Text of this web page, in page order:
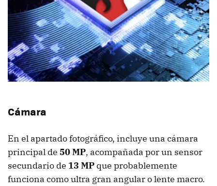
Cámara
En el apartado fotográfico, incluye una cámara
principal de 50 MP, acompañada por un sensor
secundario de 13 MP que probablemente
funciona como ultra gran angular o lente macro.